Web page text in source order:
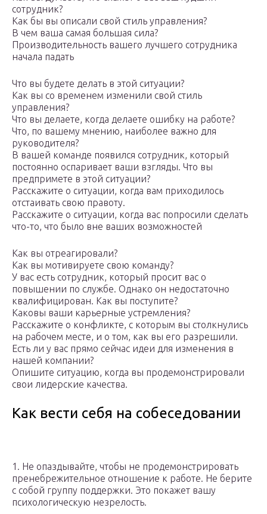
сотрудник?
Как бы вы описали свой стиль управления?
В чем ваша самая большая сила?
Производительность вашего лучшего сотрудника
начала падать
Что вы будете делать в этой ситуации?
Как вы со временем изменили свой стиль
управления?
Что вы делаете, когда делаете ошибку на работе?
Что, по вашему мнению, наиболее важно для
руководителя?
В вашей команде появился сотрудник, который
постоянно оспаривает ваши взгляды. Что вы
предпримете в этой ситуации?
Расскажите о ситуации, когда вам приходилось
отстаивать свою правоту.
Расскажите о ситуации, когда вас попросили сделать
что-то, что было вне ваших возможностей
Как вы отреагировали?
Как вы мотивируете свою команду?
У вас есть сотрудник, который просит вас о
повышении по службе. Однако он недостаточно
квалифицирован. Как вы поступите?
Каковы ваши карьерные устремления?
Расскажите о конфликте, с которым вы столкнулись
на рабочем месте, и о том, как вы его разрешили.
Есть ли у вас прямо сейчас идеи для изменения в
нашей компании?
Опишите ситуацию, когда вы продемонстрировали
свои лидерские качества.
Как вести себя на собеседовании
1. Не опаздывайте, чтобы не продемонстрировать
пренебрежительное отношение к работе. Не берите
с собой группу поддержки. Это покажет вашу
психологическую незрелость.